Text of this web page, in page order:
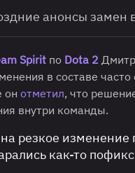
анонсы замен
Spirit по Dota 2
в составе
он отметил, что
внутри команды.
резкое изменение
как-то